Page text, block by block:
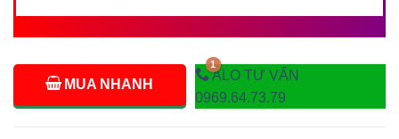
MUA NHANH
ALO TƯ VẤN
0969.64.73.79